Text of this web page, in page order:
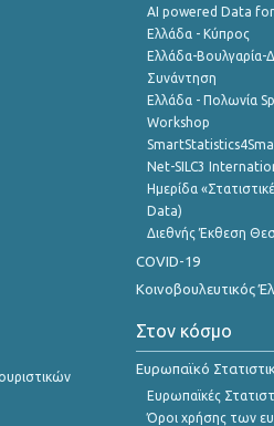
AI powered Data
Ελλάδα - Κύπρος
Ελλάδα-Βουλγαρία-
Συνάντηση
Ελλάδα - Πολωνία
Workshop
Net-SILC3
Ημερίδα
Data)
Διεθνής Έκθεση
COVID-19
Κοινοβουλευτικός
Στον κόσμο
Ευρωπαϊκό
Ευρωπαϊκές
Όροι χρήσης των